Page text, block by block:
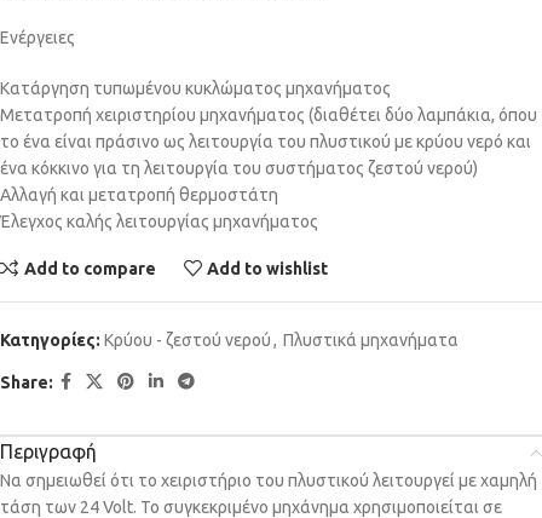
Ενέργειες
Κατάργηση τυπωμένου κυκλώματος μηχανήματος
Μετατροπή χειριστηρίου μηχανήματος (διαθέτει δύο λαμπάκια, όπου
το ένα είναι πράσινο ως λειτουργία του πλυστικού με κρύου νερό και
ένα κόκκινο για τη λειτουργία του συστήματος ζεστού νερού)
Αλλαγή και μετατροπή θερμοστάτη
Έλεγχος καλής λειτουργίας μηχανήματος
Add to compare Add to wishlist
Κατηγορίες: Κρύου - ζεστού νερού, Πλυστικά μηχανήματα
Share:
Περιγραφή
Να σημειωθεί ότι το χειριστήριο του πλυστικού λειτουργεί με χαμηλή
τάση των 24 Volt. Το συγκεκριμένο μηχάνημα χρησιμοποιείται σε